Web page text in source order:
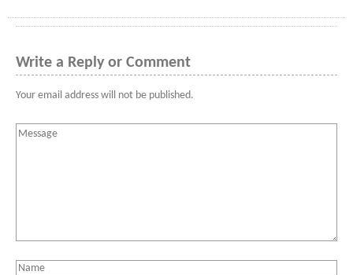
Write a Reply or Comment
Your email address will not be published.